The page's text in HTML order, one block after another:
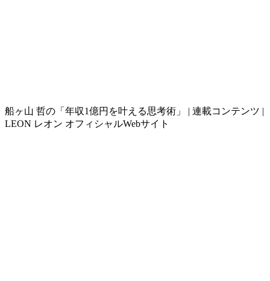
船ヶ山 哲の「年収1億円を叶える思考術」 | 連載コンテンツ |
LEON レオン オフィシャルWebサイト